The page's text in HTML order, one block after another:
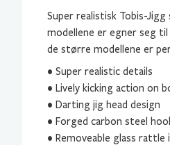
Super realistisk Tobis-
modellene er egner seg
de større modellene er
• Super realistic details
• Lively kicking action on
• Darting jig head design
• Forged carbon steel
• Removeable glass rattle